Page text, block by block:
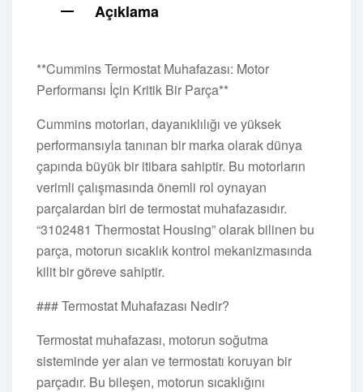
Açıklama
**Cummins Termostat Muhafazası: Motor
Performansı İçin Kritik Bir Parça**
Cummins motorları, dayanıklılığı ve yüksek
performansıyla tanınan bir marka olarak dünya
çapında büyük bir itibara sahiptir. Bu motorların
verimli çalışmasında önemli rol oynayan
parçalardan biri de termostat muhafazasıdır.
“3102481 Thermostat Housing” olarak bilinen bu
parça, motorun sıcaklık kontrol mekanizmasında
kilit bir göreve sahiptir.
### Termostat Muhafazası Nedir?
Termostat muhafazası, motorun soğutma
sisteminde yer alan ve termostatı koruyan bir
parçadır. Bu bileşen, motorun sıcaklığını